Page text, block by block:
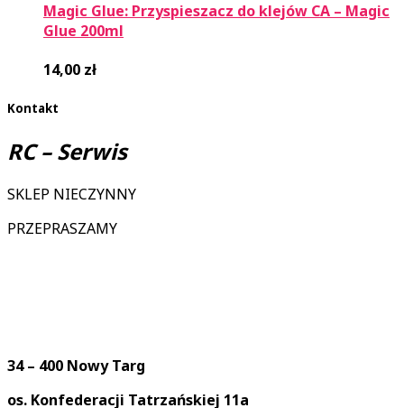
Magic Glue: Przyspieszacz do klejów CA – Magic
Glue 200ml
14,00 zł
Kontakt
RC – Serwis
SKLEP NIECZYNNY
PRZEPRASZAMY
34 – 400 Nowy Targ
os. Konfederacji Tatrzańskiej 11a